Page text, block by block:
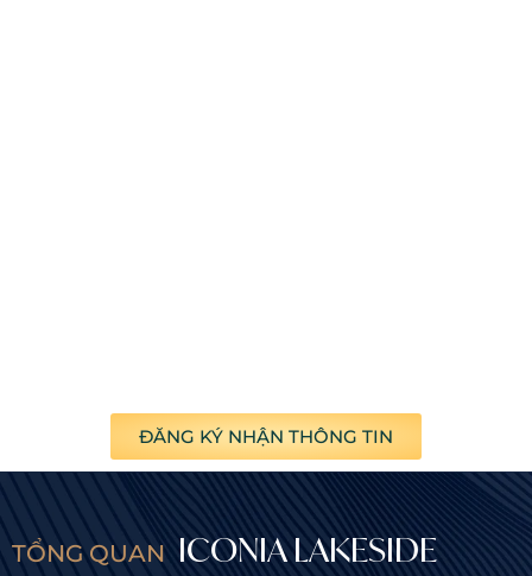
ĐĂNG KÝ NHẬN THÔNG TIN
TỔNG QUAN ICONIA LAKESIDE